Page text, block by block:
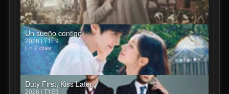
Un sueño contigo
2026 | T1E9
En 2 días
Duty First, Kiss Later
2026 | T1E3